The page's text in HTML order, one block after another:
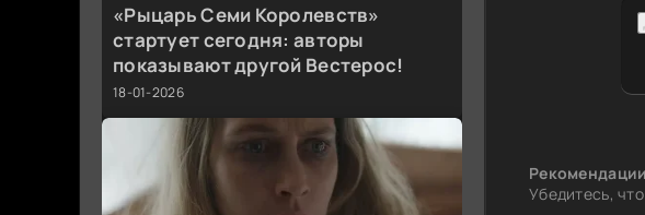
«Рыцарь Семи Королевств»
стартует сегодня: авторы
показывают другой Вестерос!
18-01-2026
Убедитесь,